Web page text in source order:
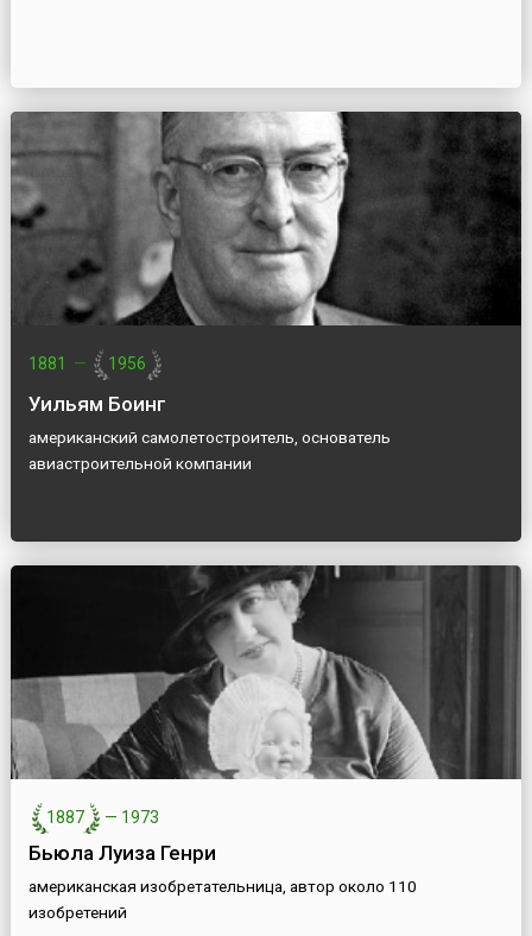
1881 — 1956
Уильям Боинг
американский самолетостроитель, основатель
авиастроительной компании
1887 — 1973
Бьюла Луиза Генри
американская изобретательница, автор около 110
изобретений